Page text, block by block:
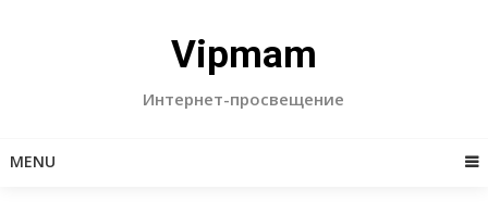
Vipmam
Интернет-просвещение
MENU